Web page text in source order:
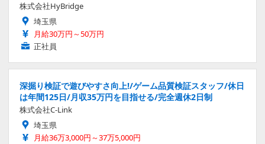
株式会社HyBridge
埼玉県
月給30万円～50万円
正社員
深掘り検証で遊びやすさ向上!/ゲーム品質検証スタッフ/休日
は年間125日/月収35万円を目指せる/完全週休2日制
株式会社C-Link
埼玉県
月給36万3,000円～37万5,000円